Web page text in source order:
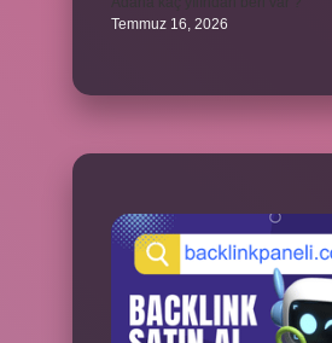
Temmuz 16, 2026